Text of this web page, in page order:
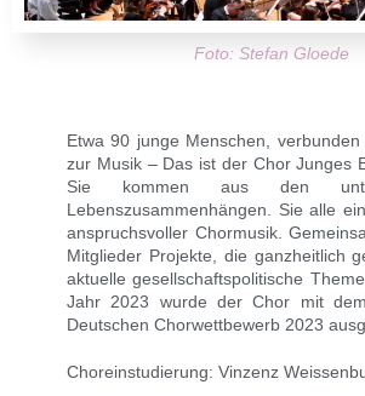
Foto: Stefan Gloede
Etwa 90 junge Menschen,
zur Musik – Das ist der Chor Junges
Sie kommen aus den
Lebenszusammenhängen. Sie alle
anspruchsvoller Chormusik.
Mitglieder Projekte, die ganzheitlich
aktuelle gesellschaftspolitische
Jahr 2023 wurde der Chor mit
Deutschen Chorwettbewerb 2023
Choreinstudierung: Vinzenz